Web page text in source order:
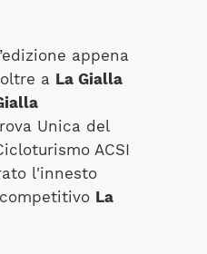
appena
a La Gialla
Unica del
ACSI
l'innesto
La